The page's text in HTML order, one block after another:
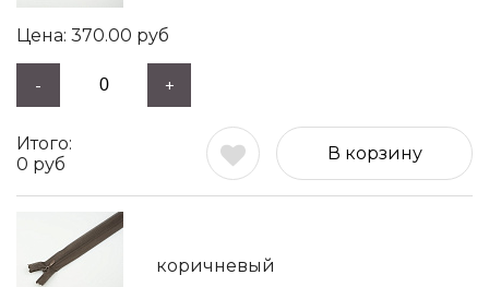
370.00 руб
- +
0 руб
В корзину
коричневый